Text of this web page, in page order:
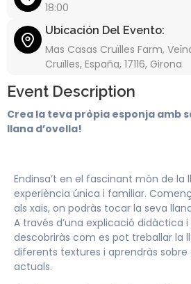
18:00
Ubicación Del Evento:
Mas Casas Cruïlles Farm,
Cruïlles, España, 17116, Girona
Event Description
Crea la teva pròpia esponja amb
llana d’ovella!
Endinsa’t en el fascinant món de la
experiència única i familiar.
als xais, on podràs tocar la seva
A través d’una explicació didàctica
descobriràs com es pot treballar la
diferents textures i aprendràs sobre
actuals.